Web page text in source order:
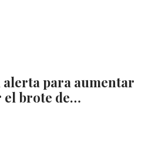
alerta para aumentar
el brote de…